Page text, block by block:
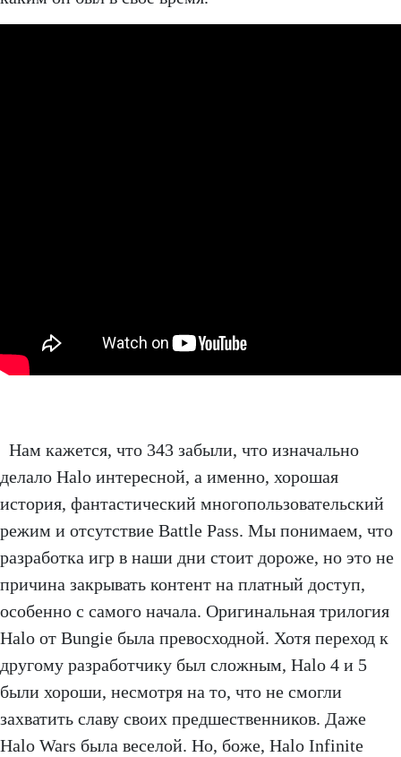
Нам кажется, что 343 забыли, что изначально
делало Halo интересной, а именно, хорошая
история, фантастический многопользовательский
режим и отсутствие Battle Pass. Мы понимаем, что
разработка игр в наши дни стоит дороже, но это не
причина закрывать контент на платный доступ,
особенно с самого начала. Оригинальная трилогия
Halo от Bungie была превосходной. Хотя переход к
другому разработчику был сложным, Halo 4 и 5
были хороши, несмотря на то, что не смогли
захватить славу своих предшественников. Даже
Halo Wars была веселой. Но, боже, Halo Infinite